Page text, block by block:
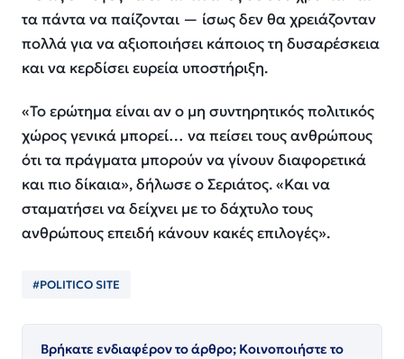
τα πάντα να παίζονται — ίσως δεν θα χρειάζονταν
πολλά για να αξιοποιήσει κάποιος τη δυσαρέσκεια
και να κερδίσει ευρεία υποστήριξη.
«Το ερώτημα είναι αν ο μη συντηρητικός πολιτικός
χώρος γενικά μπορεί… να πείσει τους ανθρώπους
ότι τα πράγματα μπορούν να γίνουν διαφορετικά
και πιο δίκαια», δήλωσε ο Σεριάτος. «Και να
σταματήσει να δείχνει με το δάχτυλο τους
ανθρώπους επειδή κάνουν κακές επιλογές».
#POLITICO SITE
Βρήκατε ενδιαφέρον το άρθρο; Κοινοποιήστε το